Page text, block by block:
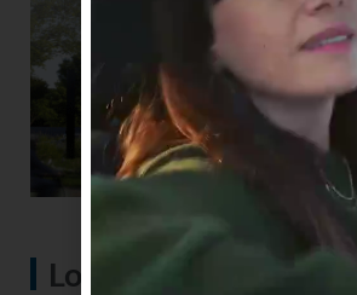
Lo más visto